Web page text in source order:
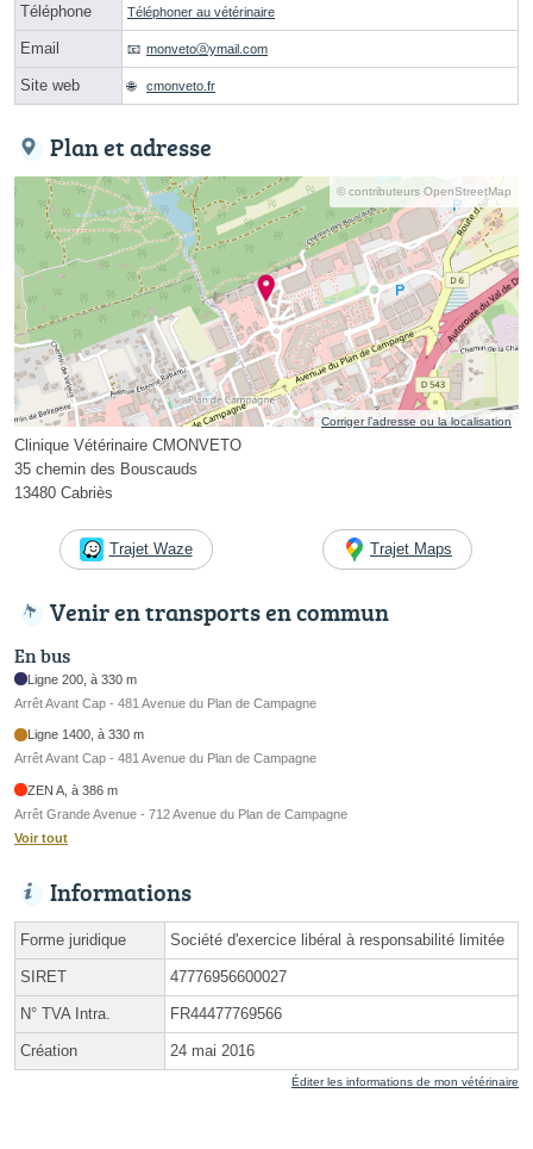
Téléphone Téléphoner au vétérinaire
Email monvetoⓐymail.com
Site web cmonveto.fr
Plan et adresse
© contributeurs OpenStreetMap
Corriger l’adresse ou la localisation
Clinique Vétérinaire CMONVETO
35 chemin des Bouscauds
13480 Cabriès
Trajet Waze Trajet Maps
Venir en transports en commun
En bus
Ligne 200, à 330 m
Arrêt Avant Cap - 481 Avenue du Plan de Campagne
Ligne 1400, à 330 m
Arrêt Avant Cap - 481 Avenue du Plan de Campagne
ZEN A, à 386 m
Arrêt Grande Avenue - 712 Avenue du Plan de Campagne
Voir tout
Informations
Forme juridique Société d'exercice libéral à responsabilité limitée
SIRET 47776956600027
N° TVA Intra. FR44477769566
Création 24 mai 2016
Éditer les informations de mon vétérinaire